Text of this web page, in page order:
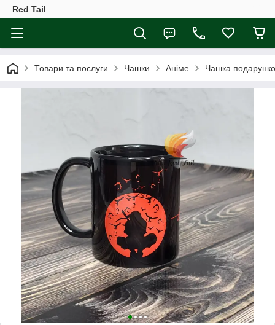
Red Tail
Товари та послуги Чашки Аніме Чашка